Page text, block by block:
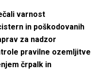
varnost
in poškodovanih
za nadzor
pravilne ozemljitve
črpalk in